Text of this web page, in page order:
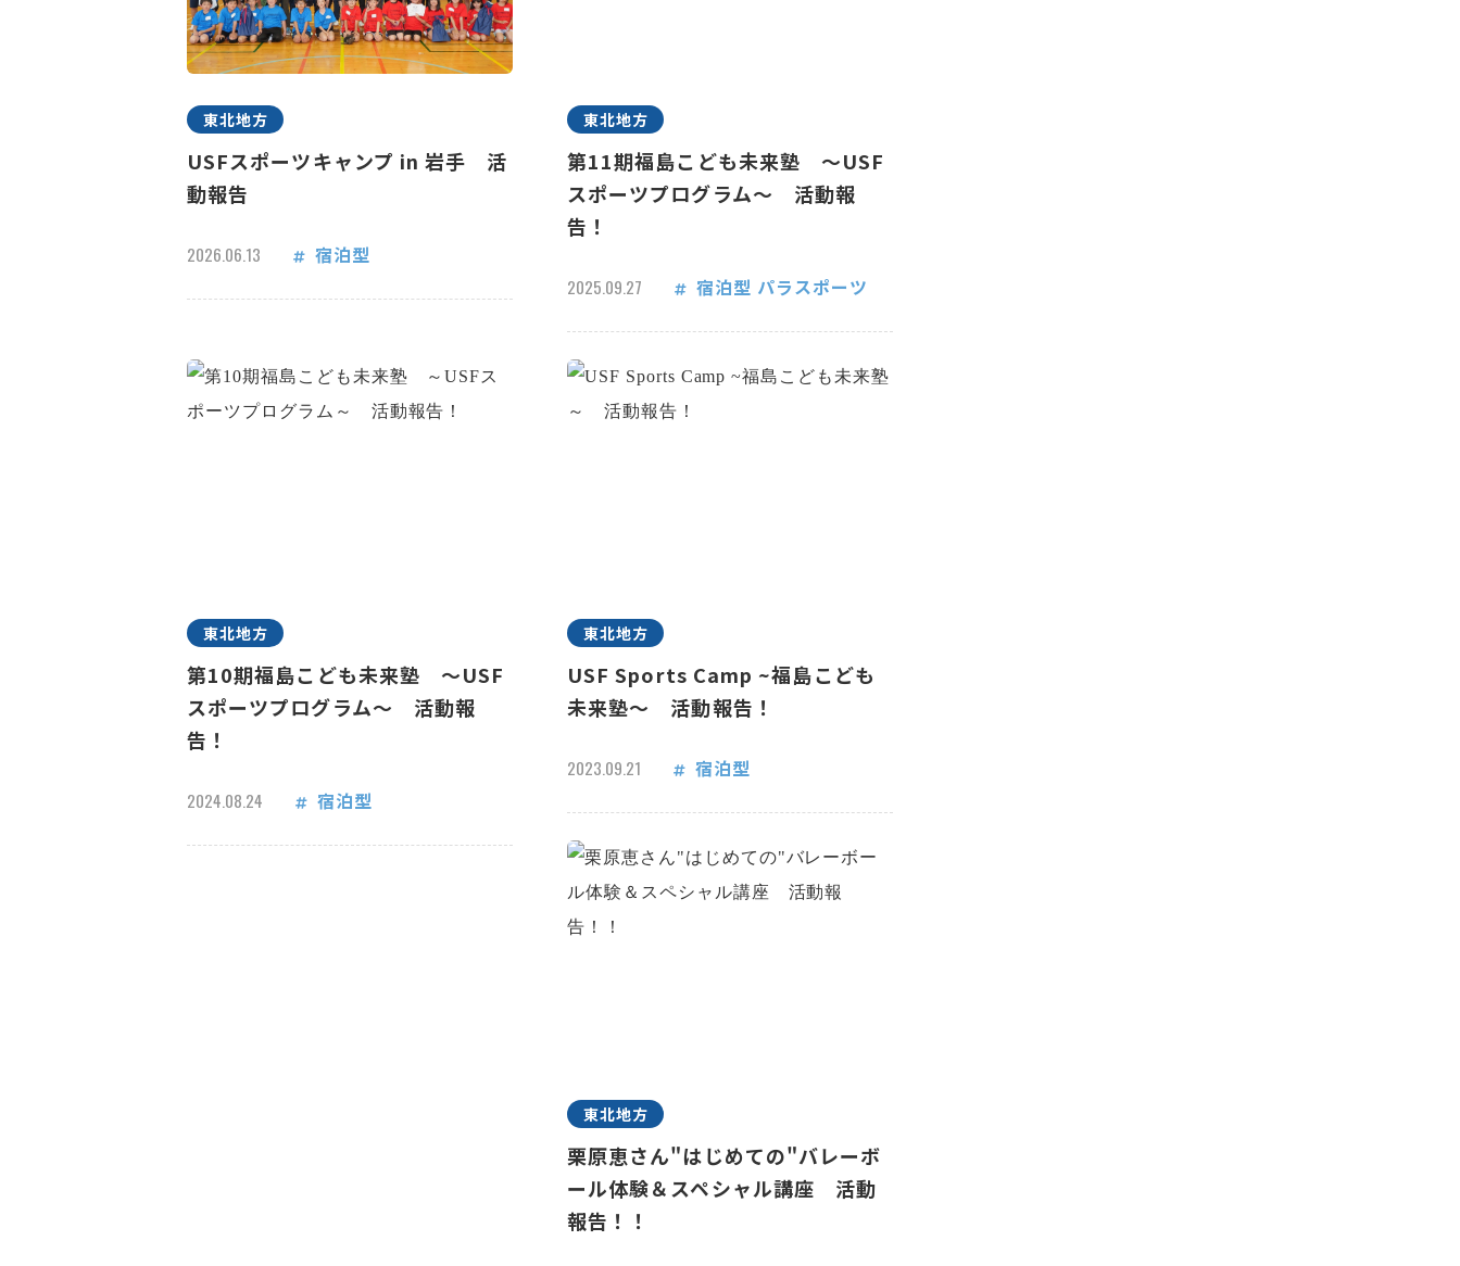
東北地方
USFスポーツキャンプ in 岩手 活
動報告
2026.06.13 宿泊型
東北地方
第11期福島こども未来塾 ～USF
スポーツプログラム～ 活動報
告！
2025.09.27 宿泊型 パラスポーツ
東北地方
第10期福島こども未来塾 ～USF
スポーツプログラム～ 活動報
告！
2024.08.24 宿泊型
東北地方
USF Sports Camp ~福島こども
未来塾～ 活動報告！
2023.09.21 宿泊型
東北地方
栗原恵さん"はじめての"バレーボ
ール体験＆スペシャル講座 活動
報告！！